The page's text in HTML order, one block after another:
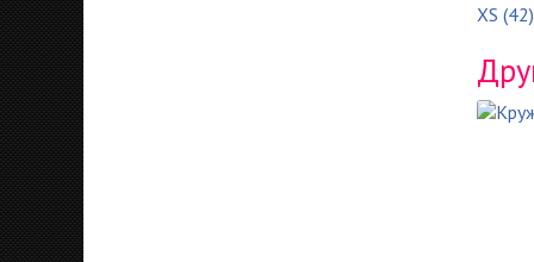
XS (42)